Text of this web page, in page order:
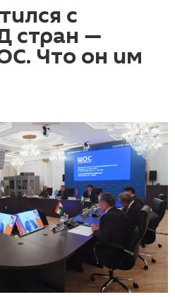
с
стран —
Что он им